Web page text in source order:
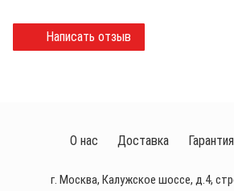
Написать отзыв
г. Москва, Калужское шоссе, д.4,
О нас Доставка Гарантия